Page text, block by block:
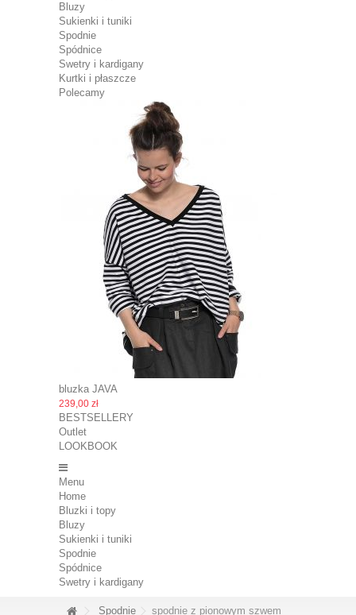
Bluzy
Sukienki i tuniki
Spodnie
Spódnice
Swetry i kardigany
Kurtki i płaszcze
Polecamy
bluzka JAVA
239,00 zł
BESTSELLERY
Outlet
LOOKBOOK
Menu
Home
Bluzki i topy
Bluzy
Sukienki i tuniki
Spodnie
Spódnice
Swetry i kardigany
Spodnie
spodnie z pionowym szwem